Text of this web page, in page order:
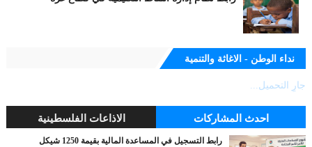
نداء الوطن - الاغاثة والتنمية
جارٍ التحميل...
احدث المشاركات الاذاعات الفلسطينية
رابط التسجيل في المساعدة المالية بقيمة 1250 شيكل